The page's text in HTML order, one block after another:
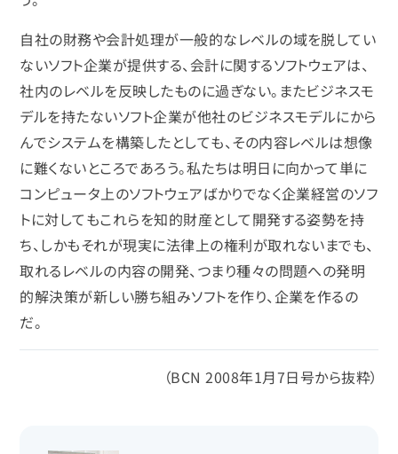
自社の財務や会計処理が一般的なレベルの域を脱してい
ないソフト企業が提供する、会計に関するソフトウェアは、
社内のレベルを反映したものに過ぎない。またビジネスモ
デルを持たないソフト企業が他社のビジネスモデルにから
んでシステムを構築したとしても、その内容レベルは想像
に難くないところであろう。私たちは明日に向かって単に
コンピュータ上のソフトウェアばかりでなく企業経営のソフ
トに対してもこれらを知的財産として開発する姿勢を持
ち、しかもそれが現実に法律上の権利が取れないまでも、
取れるレベルの内容の開発、つまり種々の問題への発明
的解決策が新しい勝ち組みソフトを作り、企業を作るの
だ。
（BCN 2008年1月7日号から抜粋）